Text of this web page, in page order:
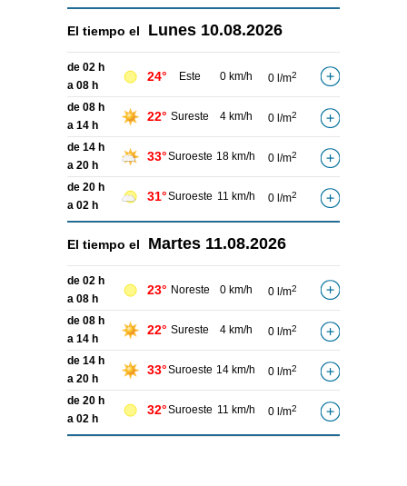
El tiempo el Lunes 10.08.2026
de 02 h
a 08 h
24° Este 0 km/h 0 l/m2
de 08 h
a 14 h
22° Sureste 4 km/h 0 l/m2
de 14 h
a 20 h
33°Suroeste 18 km/h 0 l/m2
de 20 h
a 02 h
31°Suroeste 11 km/h 0 l/m2
El tiempo el Martes 11.08.2026
de 02 h
a 08 h
23° Noreste 0 km/h 0 l/m2
de 08 h
a 14 h
22° Sureste 4 km/h 0 l/m2
de 14 h
a 20 h
33°Suroeste 14 km/h 0 l/m2
de 20 h
a 02 h
32°Suroeste 11 km/h 0 l/m2